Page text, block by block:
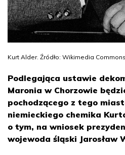
Kurt Alder. Źródło: Wikimedia Commons
Podlegająca ustawie
Maronia w Chorzowie
pochodzącego z tego
niemieckiego chemika
o tym, na wniosek
wojewoda śląski Jarosław